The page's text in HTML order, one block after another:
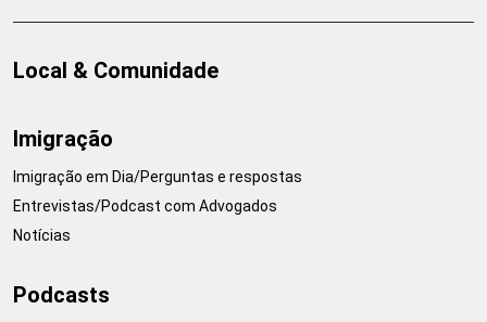
Local & Comunidade
Imigração
Imigração em Dia/Perguntas e respostas
Entrevistas/Podcast com Advogados
Notícias
Podcasts